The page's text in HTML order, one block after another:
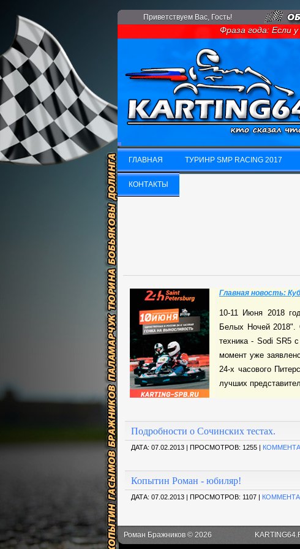
Приветствуем Вас, Гость!
Фраза года: Если у
ГЛАВНАЯ
ГЛАВНАЯ
ТУРИНР SMP RACING 2017
КОНТАКТЫ
Главная новость:
10-11 Июня 2018
Белых Ночей 2018".
техника - Sodi SR5
момент уже
24-х часового
лучших
Подробности о Сочинских тестах.
ДАТА: 07.02.2013 | ПРОСМОТРОВ: 1255 |
Копытин Роман - юбиляр!
ДАТА: 07.02.2013 | ПРОСМОТРОВ: 1107 |
Роман Бражников © 2026